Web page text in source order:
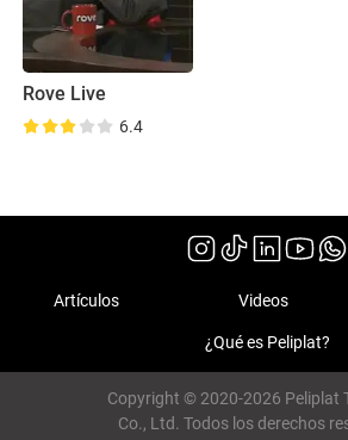
Rove Live
6.4
Artículos Videos
¿Qué es Peliplat?
Copyright © 2020-2026 Peliplat
Co., Ltd. Todos los derechos